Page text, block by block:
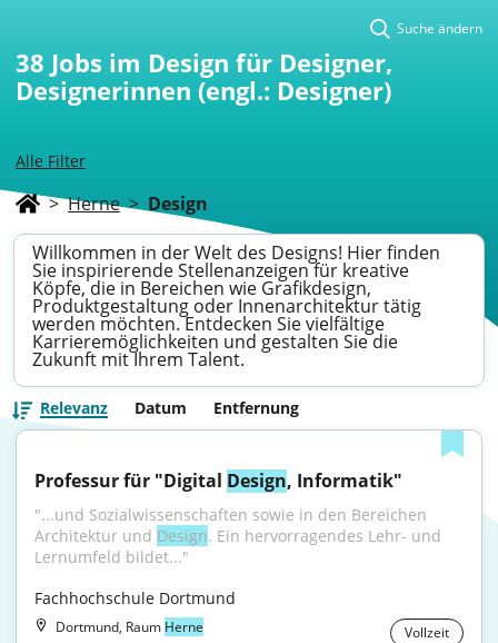
Alle Filter
Suche ändern
38 Jobs im Design für Designer,
Designerinnen (engl.: Designer)
> Herne > Design
Willkommen in der Welt des Designs! Hier finden
Sie inspirierende Stellenanzeigen für kreative
Köpfe, die in Bereichen wie Grafikdesign,
Produktgestaltung oder Innenarchitektur tätig
werden möchten. Entdecken Sie vielfältige
Karrieremöglichkeiten und gestalten Sie die
Zukunft mit Ihrem Talent.
Relevanz Datum Entfernung
Professur für "Digital Design, Informatik"
"...und Sozialwissenschaften sowie in den Bereichen
Architektur und Design. Ein hervorragendes Lehr- und
Lernumfeld bildet..."
Fachhochschule Dortmund
Dortmund, Raum Herne Vollzeit